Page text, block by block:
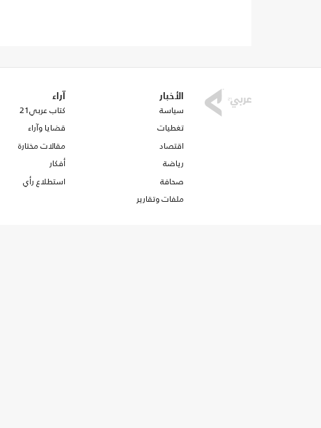
الأخبار
سياسة
تغطيات
اقتصاد
رياضة
صحافة
ملفات وتقارير
آراء
كتاب عربي21
قضايا وآراء
مقالات مختارة
أفكار
استطلاع رأي